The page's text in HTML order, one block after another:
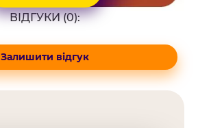
ВІДГУКИ (0):
Залишити відгук